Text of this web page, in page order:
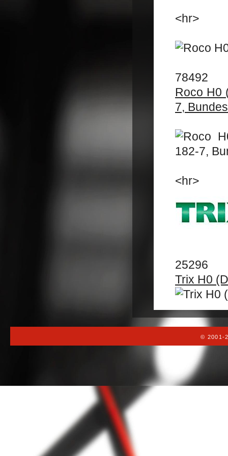
<hr>
78492
Roco H0
7,
<hr>
25296
Trix H0
© 2001-